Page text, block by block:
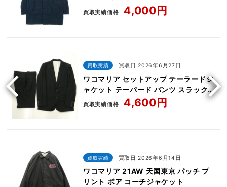
買取実績価格 4,000円
買取実績 買取日 2026年6月27日
ワコマリア セットアップ テーラードジ
ャケット テーパード パンツ スラック
ス
買取実績価格 4,600円
買取実績 買取日 2026年6月14日
ワコマリア 21AW 天国東京 パッチ プ
リント ボア コーチジャケット